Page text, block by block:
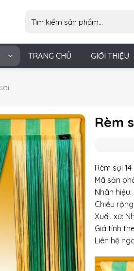
kiếm:
TRANG CHỦ GIỚI THIỆU
Rèm
Rèm sợi 14
Mã sản
Nhãn
Chiều
Xuất xứ:
Giá tính
Liên hệ